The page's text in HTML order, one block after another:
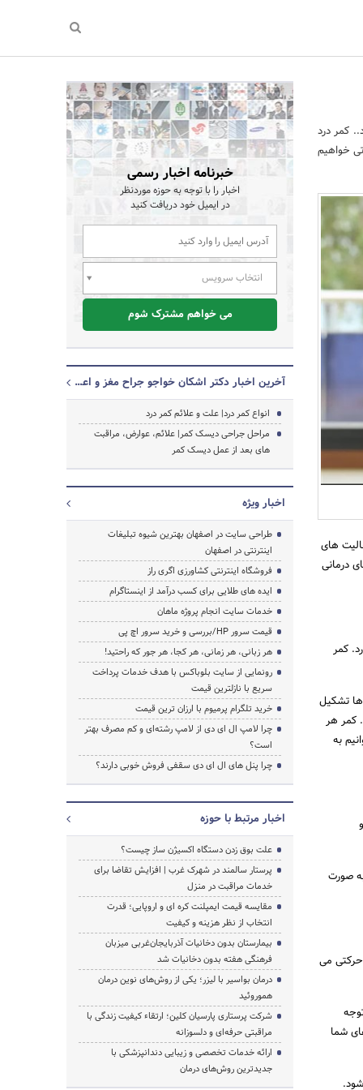
کمر درد
خواهیم
های
درمانی
کمر
ها تشکیل
کمر هر
به
صورت
می
شما
خبرنامه اخبار رسمی
اخبار را با توجه به حوزه موردنظر
در ایمیل خود دریافت کنید
انتخاب سرویس
می خواهم مشترک شوم
آخرین اخبار دکتر اشکان خواجو جراح مغز و اعصاب
انواع کمر درد| علت و علائم کمر درد
مراحل جراحی دیسک کمر| علائم، عوارض، مراقبت
های بعد از عمل دیسک کمر
اخبار ویژه
طراحی سایت در اصفهان بهترین شیوه تبلیغات
اینترنتی در اصفهان
فروشگاه اینترنتی کشاورزی اگری راز
ایده های طلایی برای کسب درآمد از اینستاگرام
خدمات سایت انجام پروژه ماهان
قیمت سرور HP/بررسی و خرید سرور اچ پی
هر زبانی، هر زمانی، هر کجا، هر جور که راحتید!
رونمایی از سایت بلوباکس با هدف خدمات پرداخت
سریع با نازلترین قیمت
خرید تلگرام پرمیوم با ارزان ترین قیمت
چرا لامپ ال ای دی از لامپ رشته‌ای و کم مصرف بهتر
است؟
چرا پنل های ال ای دی سقفی فروش خوبی دارند؟
اخبار مرتبط با حوزه
علت بوق زدن دستگاه اکسیژن ساز چیست؟
پرستار سالمند در شهرک غرب | افزایش تقاضا برای
خدمات مراقبت در منزل
مقایسه قیمت ایمپلنت کره ای و اروپایی؛ قدرت
انتخاب از نظر هزینه و کیفیت
بیمارستان بدون دخانیات آذربایجان‌غربی میزبان
فرهنگی هفته بدون دخانیات شد
درمان بواسیر با لیزر؛ یکی از روش‌های نوین درمان
هموروئید
شرکت پرستاری پارسیان کلین؛ ارتقاء کیفیت زندگی با
مراقبتی حرفه‌ای و دلسوزانه
ارائه خدمات تخصصی و زیبایی دندانپزشکی با
جدیدترین روش‌های درمان